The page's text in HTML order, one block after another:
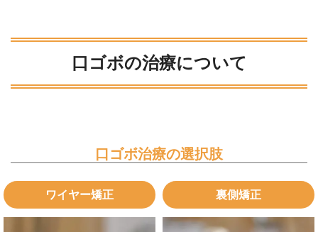
口ゴボの治療について
口ゴボ治療の選択肢
ワイヤー矯正 裏側矯正